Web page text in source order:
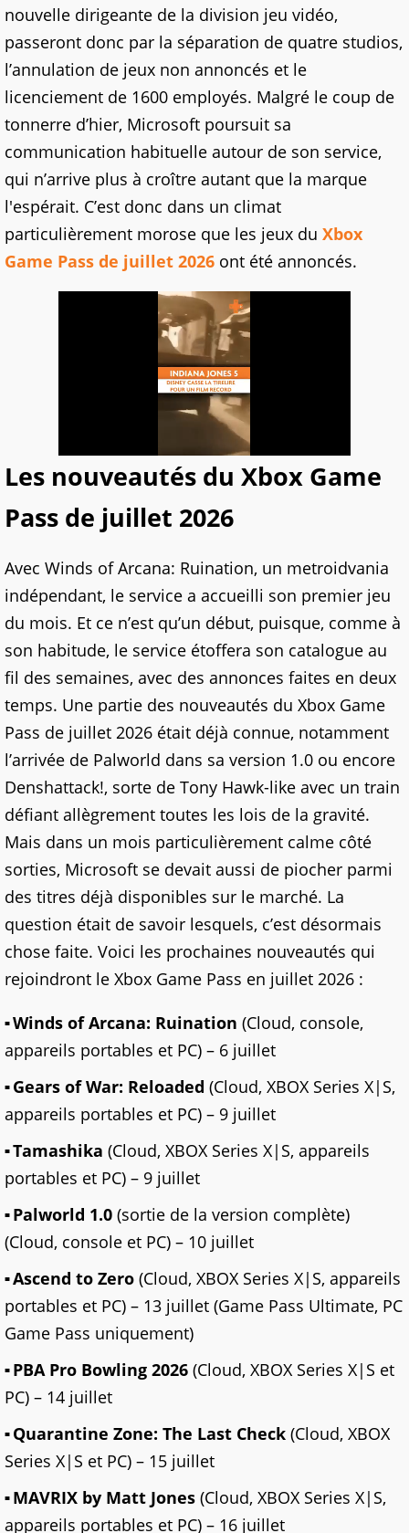
nouvelle dirigeante de la division jeu vidéo,
passeront donc par la séparation de quatre studios,
l’annulation de jeux non annoncés et le
licenciement de 1600 employés. Malgré le coup de
tonnerre d’hier, Microsoft poursuit sa
communication habituelle autour de son service,
qui n’arrive plus à croître autant que la marque
l'espérait. C’est donc dans un climat
particulièrement morose que les jeux du Xbox
Game Pass de juillet 2026 ont été annoncés.
Les nouveautés du Xbox Game
Pass de juillet 2026
Avec Winds of Arcana: Ruination, un metroidvania
indépendant, le service a accueilli son premier jeu
du mois. Et ce n’est qu’un début, puisque, comme à
son habitude, le service étoffera son catalogue au
fil des semaines, avec des annonces faites en deux
temps. Une partie des nouveautés du Xbox Game
Pass de juillet 2026 était déjà connue, notamment
l’arrivée de Palworld dans sa version 1.0 ou encore
Denshattack!, sorte de Tony Hawk-like avec un train
défiant allègrement toutes les lois de la gravité.
Mais dans un mois particulièrement calme côté
sorties, Microsoft se devait aussi de piocher parmi
des titres déjà disponibles sur le marché. La
question était de savoir lesquels, c’est désormais
chose faite. Voici les prochaines nouveautés qui
rejoindront le Xbox Game Pass en juillet 2026 :
Winds of Arcana: Ruination (Cloud, console,
appareils portables et PC) – 6 juillet
Gears of War: Reloaded (Cloud, XBOX Series X|S,
appareils portables et PC) – 9 juillet
Tamashika (Cloud, XBOX Series X|S, appareils
portables et PC) – 9 juillet
Palworld 1.0 (sortie de la version complète)
(Cloud, console et PC) – 10 juillet
Ascend to Zero (Cloud, XBOX Series X|S, appareils
portables et PC) – 13 juillet (Game Pass Ultimate, PC
Game Pass uniquement)
PBA Pro Bowling 2026 (Cloud, XBOX Series X|S et
PC) – 14 juillet
Quarantine Zone: The Last Check (Cloud, XBOX
Series X|S et PC) – 15 juillet
MAVRIX by Matt Jones (Cloud, XBOX Series X|S,
appareils portables et PC) – 16 juillet